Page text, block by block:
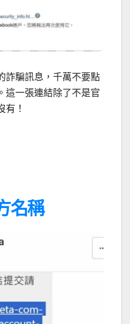
詐騙訊息 ， 千萬不要點
這一張連結除了不是官
有！
名稱